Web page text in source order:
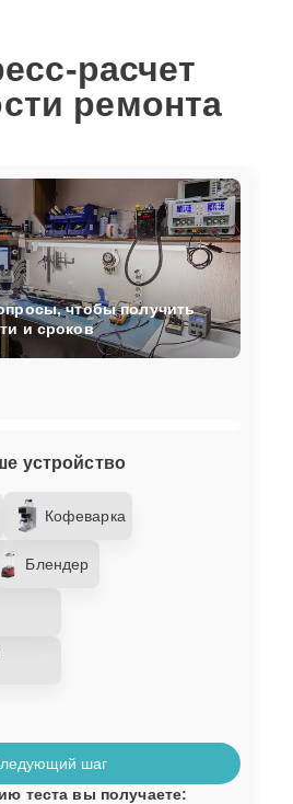
расчет
ремонта
устройство
Кофеварка
Блендер
чтобы получить
и сроков
шаг
теста вы получаете: